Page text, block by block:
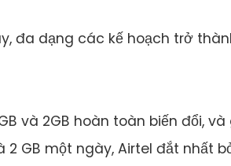
đa dạng các kế hoạch trở
và 2GB hoàn toàn biến đổi, và
GB một ngày, Airtel đắt nhất